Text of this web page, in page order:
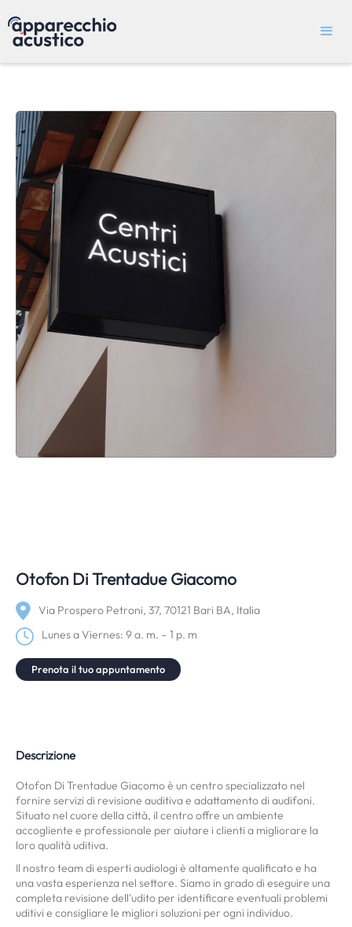
Otofon Di Trentadue Giacomo
Via Prospero Petroni, 37, 70121 Bari BA, Italia
Lunes a Viernes: 9 a. m. – 1 p. m
Prenota il tuo appuntamento
Descrizione
Otofon Di Trentadue Giacomo è un centro specializzato nel
fornire servizi di revisione auditiva e adattamento di audifoni.
Situato nel cuore della città, il centro offre un ambiente
accogliente e professionale per aiutare i clienti a migliorare la
loro qualità uditiva.
Il nostro team di esperti audiologi è altamente qualificato e ha
una vasta esperienza nel settore. Siamo in grado di eseguire una
completa revisione dell'udito per identificare eventuali problemi
uditivi e consigliare le migliori soluzioni per ogni individuo.